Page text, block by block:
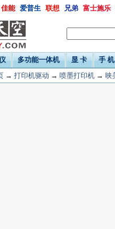
佳能 爱普生 联想 兄弟 富士施乐
多功能一体机 显 卡
手 机
→ 打印机驱动 → 喷墨打印机 → 映